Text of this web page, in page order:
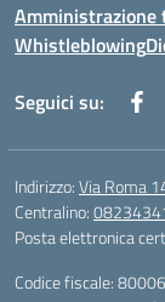
Amministrazione
Whistleblowing
Seguici su:
Indirizzo:Via Roma
Centralino:
Posta elettronica
Codice fiscale: